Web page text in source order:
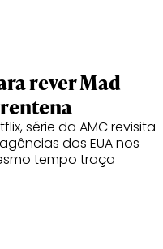
rever Mad
série da AMC revisita
dos EUA nos
tempo traça